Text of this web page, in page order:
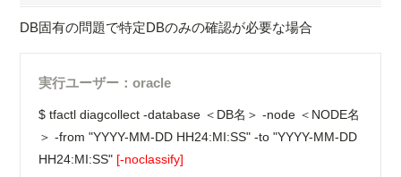
DB固有の問題で特定DBのみの確認が必要な場合
実行ユーザー：oracle
$ tfactl diagcollect -database ＜DB名＞ -node ＜NODE名
＞ -from "YYYY-MM-DD HH24:MI:SS" -to "YYYY-MM-DD
HH24:MI:SS" [-noclassify]